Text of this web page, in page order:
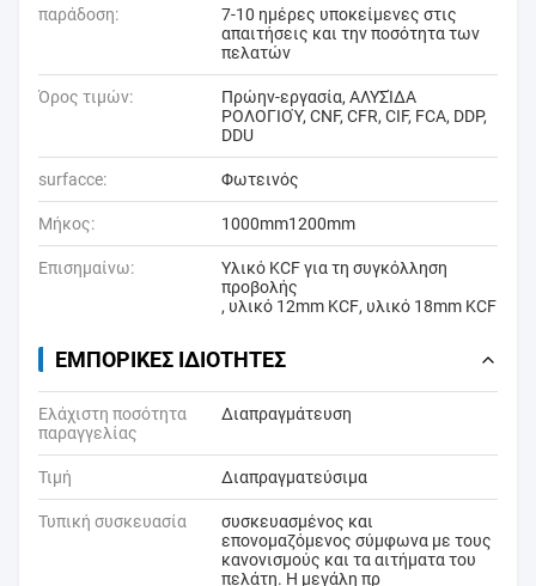
παράδοση:
7-10 ημέρες υποκείμενες στις
απαιτήσεις και την ποσότητα των
πελατών
Όρος τιμών:
Πρώην-εργασία, ΑΛΥΣΊΔΑ
ΡΟΛΟΓΙΟΎ, CNF, CFR, CIF, FCA, DDP,
DDU
surfacce: Φωτεινός
Μήκος: 1000mm1200mm
Επισημαίνω:
Υλικό KCF για τη συγκόλληση
προβολής
, υλικό 12mm KCF, υλικό 18mm KCF
ΕΜΠΟΡΙΚΈΣ ΙΔΙΌΤΗΤΕΣ
Ελάχιστη ποσότητα
παραγγελίας
Διαπραγμάτευση
Τιμή Διαπραγματεύσιμα
Τυπική συσκευασία
συσκευασμένος και
επονομαζόμενος σύμφωνα με τους
κανονισμούς και τα αιτήματα του
πελάτη. Η μεγάλη πρ